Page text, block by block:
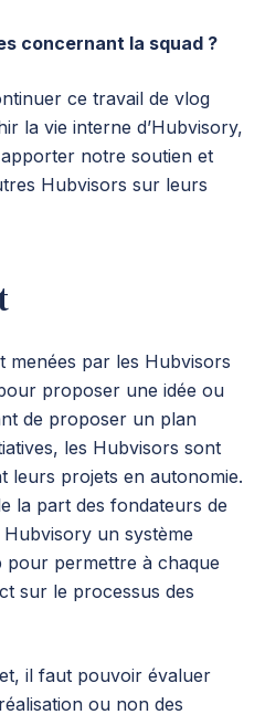
concernant la squad ?
ce travail de vlog
la vie interne d’Hubvisory,
notre soutien et
Hubvisors sur leurs
menées par les Hubvisors
proposer une idée ou
de proposer un plan
les Hubvisors sont
leurs projets en autonomie.
la part des fondateurs de
un système
permettre à chaque
sur le processus des
il faut pouvoir évaluer
ou non des